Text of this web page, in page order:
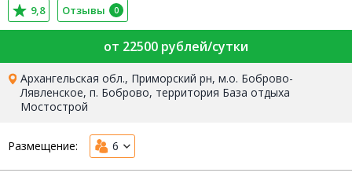
9,8 Отзывы 0
от 22500 рублей/сутки
Архангельская обл., Приморский рн, м.о. Боброво-
Лявленское, п. Боброво, территория База отдыха
Мостострой
Размещение: 6